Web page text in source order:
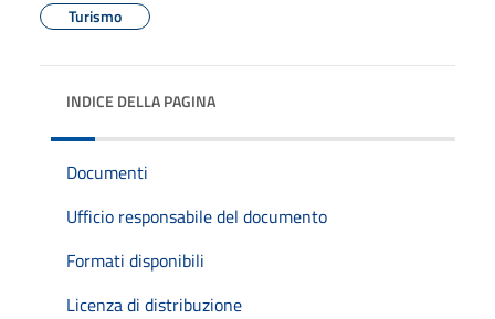
Turismo
INDICE DELLA PAGINA
Documenti
Ufficio responsabile del documento
Formati disponibili
Licenza di distribuzione